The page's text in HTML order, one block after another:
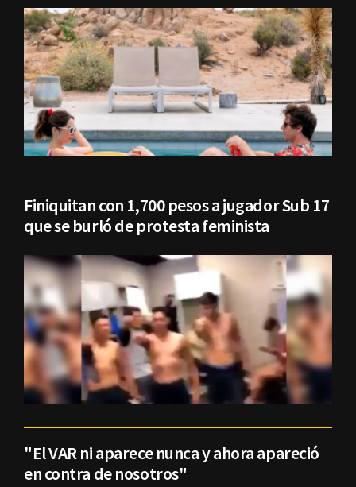
Finiquitan con 1,700 pesos a jugador Sub 17
que se burló de protesta feminista
"El VAR ni aparece nunca y ahora apareció
en contra de nosotros"